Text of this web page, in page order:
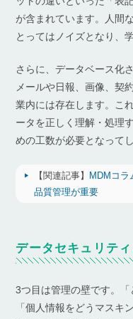
が含まれています。人間
とってはノイズとなり、
さらに、データベース化
メールや日報、画像、契
業内には存在します。こ
ータを正しく理解・処理
めの工数が必要となって
【関連記事】
MDMコラ
品質管理が重要
データセキュリテ
3つ目は管理の壁です。「
「個人情報をどうマスキ